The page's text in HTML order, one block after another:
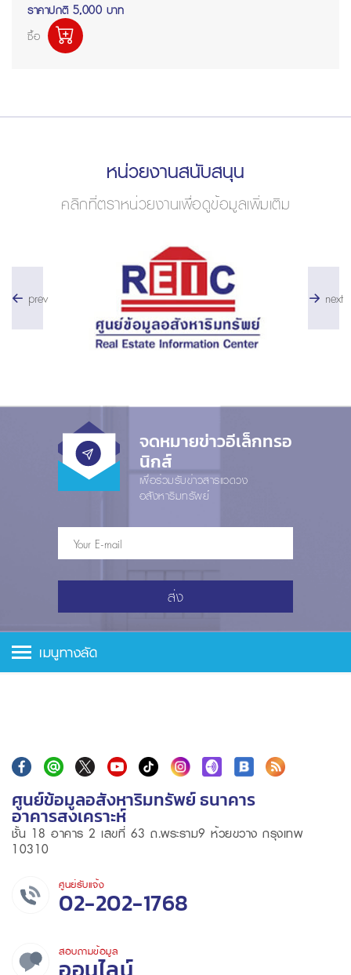
ราคาปกติ 5,000 บาท
ซื้อ
หน่วยงานสนับสนุน
คลิกที่ตราหน่วยงานเพื่อดูข้อมูลเพิ่มเติม
prev next
จดหมายข่าวอีเล็กทรอ
นิกส์
เพื่อร่วมรับข่าวสารแวดวง
อสังหาริมทรัพย์
ส่ง
เมนูทางลัด
ศูนย์ข้อมูลอสังหาริมทรัพย์ ธนาคาร
อาคารสงเคราะห์
ชั้น 18 อาคาร 2 เลขที่ 63 ถ.พระราม9 ห้วยขวาง กรุงเทพ
10310
ศูนย์รับแจ้ง
02-202-1768
สอบถามข้อมูล